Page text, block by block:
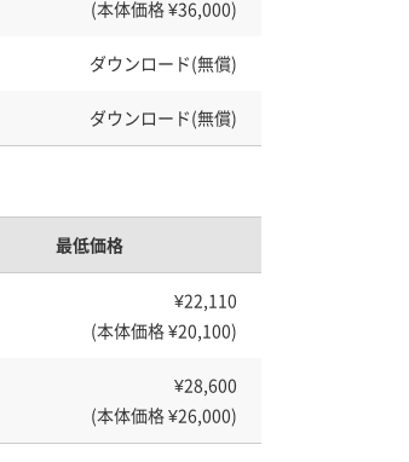
(本体価格 ¥36,000)
ダウンロード(無償)
ダウンロード(無償)
最低価格
¥22,110
(本体価格 ¥20,100)
¥28,600
(本体価格 ¥26,000)